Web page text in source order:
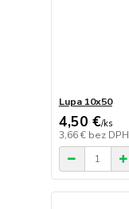
Lupa 10x50
4,50 €/ks
3,66 € bez DPH